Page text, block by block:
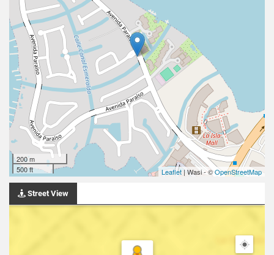
200 m
500 ft
Leaflet | Wasi - ©OpenStreetMap
Street View